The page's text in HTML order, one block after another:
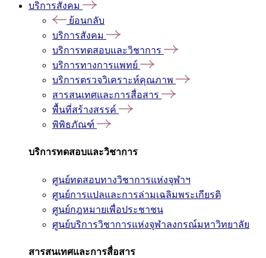
บริการสังคม
ย้อนกลับ
บริการสังคม
บริการทดสอบและวิชาการ
บริการทางการแพทย์
บริการตรวจวิเคราะห์คุณภาพ
สารสนเทศและการสื่อสาร
พื้นที่สร้างสรรค์
พิพิธภัณฑ์
บริการทดสอบและวิชาการ
ศูนย์ทดสอบทางวิชาการแห่งจุฬาฯ
ศูนย์การแปลและการล่ามเฉลิมพระเกียรติ
ศูนย์กฎหมายเพื่อประชาชน
ศูนย์บริการวิชาการแห่งจุฬาลงกรณ์มหาวิทยาลัย
สารสนเทศและการสื่อสาร